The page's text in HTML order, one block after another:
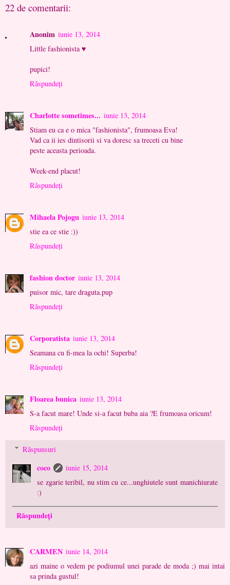
22 de comentarii:
Anonim iunie 13, 2014
Little fashionista ♥
pupici!
Răspundeți
Charlotte sometimes... iunie 13, 2014
Stiam eu ca e o mica "fashionista", frumoasa Eva!
Vad ca ii ies dintisorii si va doresc sa treceti cu bine
peste aceasta perioada.
Week-end placut!
Răspundeți
Mihaela Pojogu iunie 13, 2014
stie ea ce stie :))
Răspundeți
fashion doctor iunie 13, 2014
puisor mic, tare draguta.pup
Răspundeți
Corporatista iunie 13, 2014
Seamana cu fi-mea la ochi! Superba!
Răspundeți
Floarea bunica iunie 13, 2014
S-a facut mare! Unde si-a facut buba aia ?E frumoasa oricum!
Răspundeți
Răspunsuri
coco
iunie 15, 2014
se zgarie teribil, nu stim cu ce...unghiutele sunt manichiurate
:)
Răspundeți
CARMEN iunie 14, 2014
azi maine o vedem pe podiumul unei parade de moda ;) mai intai
sa prinda gustul!